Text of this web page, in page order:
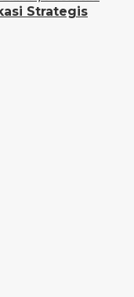
Strategis